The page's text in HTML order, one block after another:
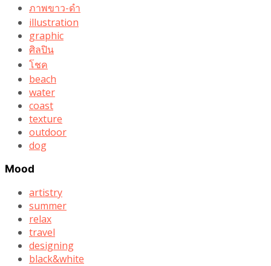
ภาพขาว-ดำ
illustration
graphic
ศิลปิน
โชค
beach
water
coast
texture
outdoor
dog
Mood
artistry
summer
relax
travel
designing
black&white